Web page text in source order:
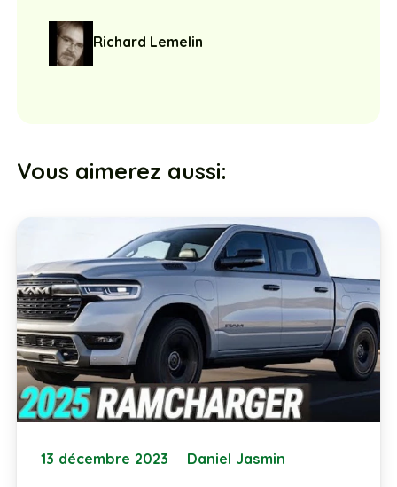
Richard Lemelin
Vous aimerez aussi:
13 décembre 2023 Daniel Jasmin